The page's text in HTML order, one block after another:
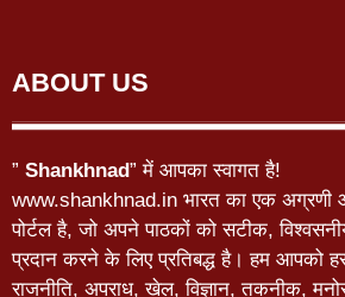
ABOUT US
” Shankhnad” में आपका स्वागत है!
www.shankhnad.in भारत का एक अग्रणी
पोर्टल है, जो अपने पाठकों को सटीक,
प्रदान करने के लिए प्रतिबद्ध है। हम आपको हर
राजनीति, अपराध, खेल, विज्ञान, तकनीक,